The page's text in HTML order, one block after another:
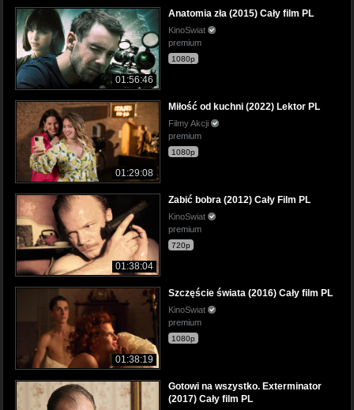
01:56:46
Anatomia zła (2015) Cały film PL
KinoSwiat
premium
1080p
01:29:08
Miłość od kuchni (2022) Lektor PL
Filmy Akcji
premium
1080p
01:38:04
Zabić bobra (2012) Cały Film PL
KinoSwiat
premium
720p
01:38:19
Szczęście świata (2016) Cały film PL
KinoSwiat
premium
1080p
Gotowi na wszystko. Exterminator
(2017) Cały film PL